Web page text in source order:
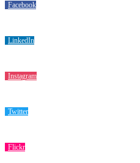
Facebook
LinkedIn
Instagram
Twitter
Flickr